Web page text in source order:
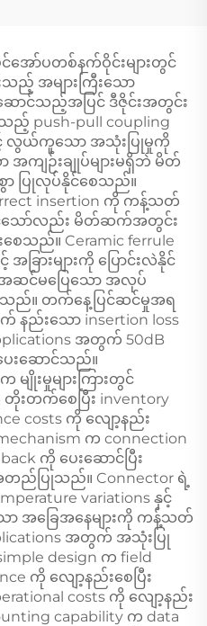
အော်ပတစ်နက်ဝိုင်းများတွင်
ည့် အများကြီးသော
ောင်သည့်အပြင် ဒီဇိုင်းအတွင်း
push-pull coupling
လွယ်ကူသော အသုံးပြုမှုကို
အကျဉ်းချုပ်များမရှိဘဲ မိတ်
ာ ပြုလုပ်နိုင်စေသည်။
insertion ကို ကန့်သတ်
င်သော်လည်း မိတ်ဆက်အတွင်း
ေသည်။ Ceramic ferrule
ြားများကို ပြောင်းလဲနိုင်
အဆင်မပြေသော အလုပ်
သည်။ တက်နေ့ပြင်ဆင်မှုအရ
နည်းသော insertion loss
အတွက် 50dB
းဆောင်သည်။
မျိုးမှုများကြားတွင်
တိုးတက်စေပြီး inventory
costs ကို လျော့နည်း
က connection
ကို ပေးဆောင်ပြီး
တည်ပြုသည်။ Connector ရဲ့
variations နှင့်
ော အခြေအနေများကို ကန့်သတ်
အတွက် အသုံးပြု
design က field
ကို လျော့နည်းစေပြီး
costs ကို လျော့နည်း
capability က data